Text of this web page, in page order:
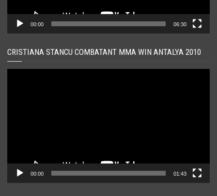
00:00 06:30
CRISTIANA STANCU COMBATANT MMA WIN ANTALYA 2010
00:00 01:43